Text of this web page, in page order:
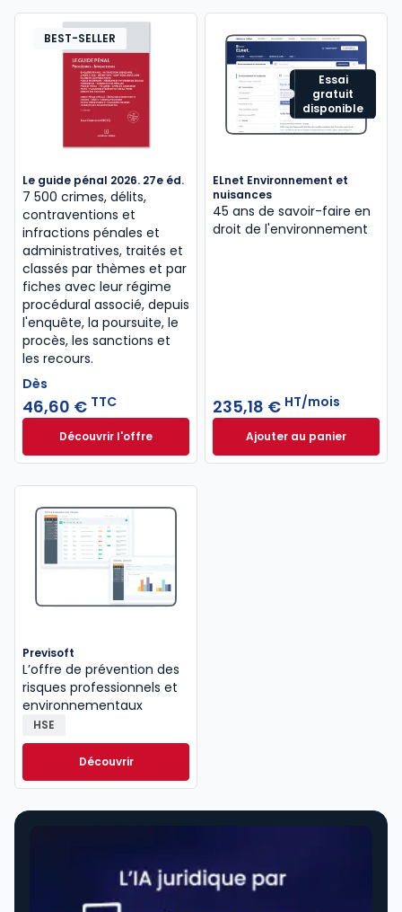
BEST-SELLER
Le guide pénal 2026. 27e éd.
7 500 crimes, délits,
contraventions et
infractions pénales et
administratives, traités et
classés par thèmes et par
fiches avec leur régime
procédural associé, depuis
l'enquête, la poursuite, le
procès, les sanctions et
les recours.
Dès
46,60 € TTC
Découvrir l'offreLe guide pénal 2026. 27e éd. à partir de
Dès
Essai
gratuit
disponible
ELnet Environnement et
nuisances
45 ans de savoir-faire en
droit de l'environnement
235,18 € HT/mois
Ajouter au panier
ELnet
Previsoft
L’offre de prévention des
risques professionnels et
environnementaux
HSE
Découvrir